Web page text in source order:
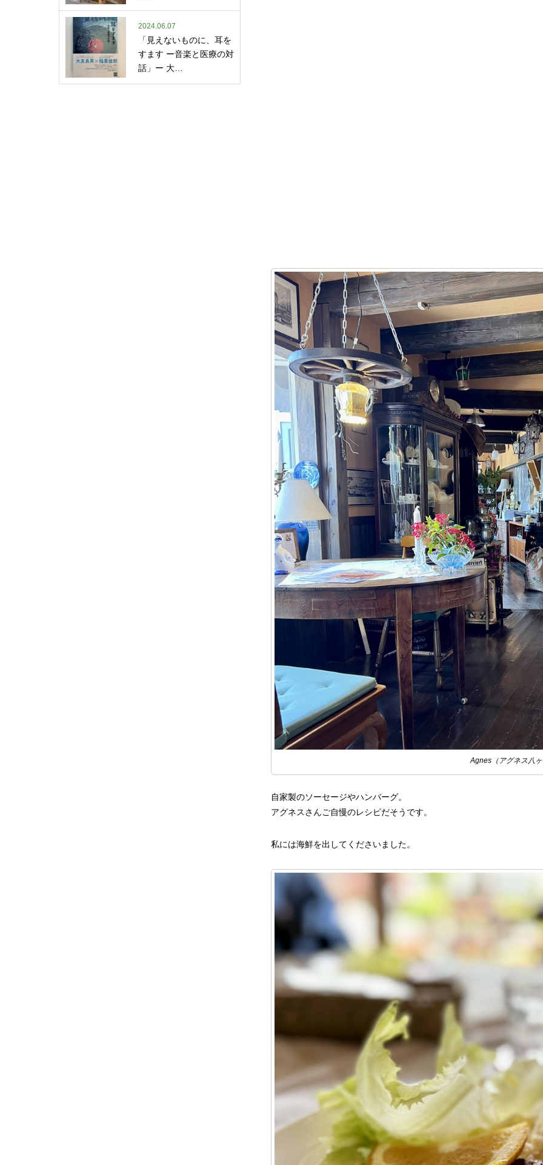
Agnes（アグネス八
自家製のソーセージやハンバーグ。
アグネスさんご自慢のレシピだそうです。
私には海鮮を出してくださいました。
2024.06.07
「見えないものに、耳を
すます ー音楽と医療の対
話」ー 大…